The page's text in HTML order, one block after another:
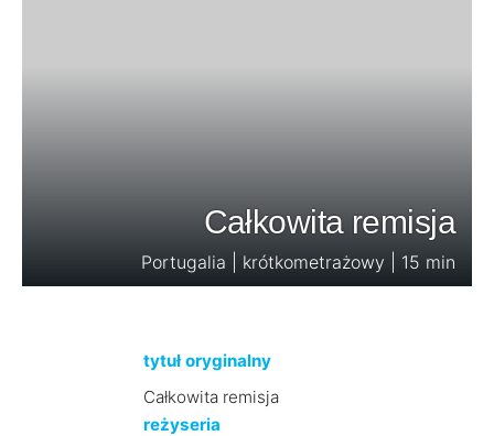
Całkowita remisja
Portugalia | krótkometrażowy | 15 min
tytuł oryginalny
Całkowita remisja
reżyseria